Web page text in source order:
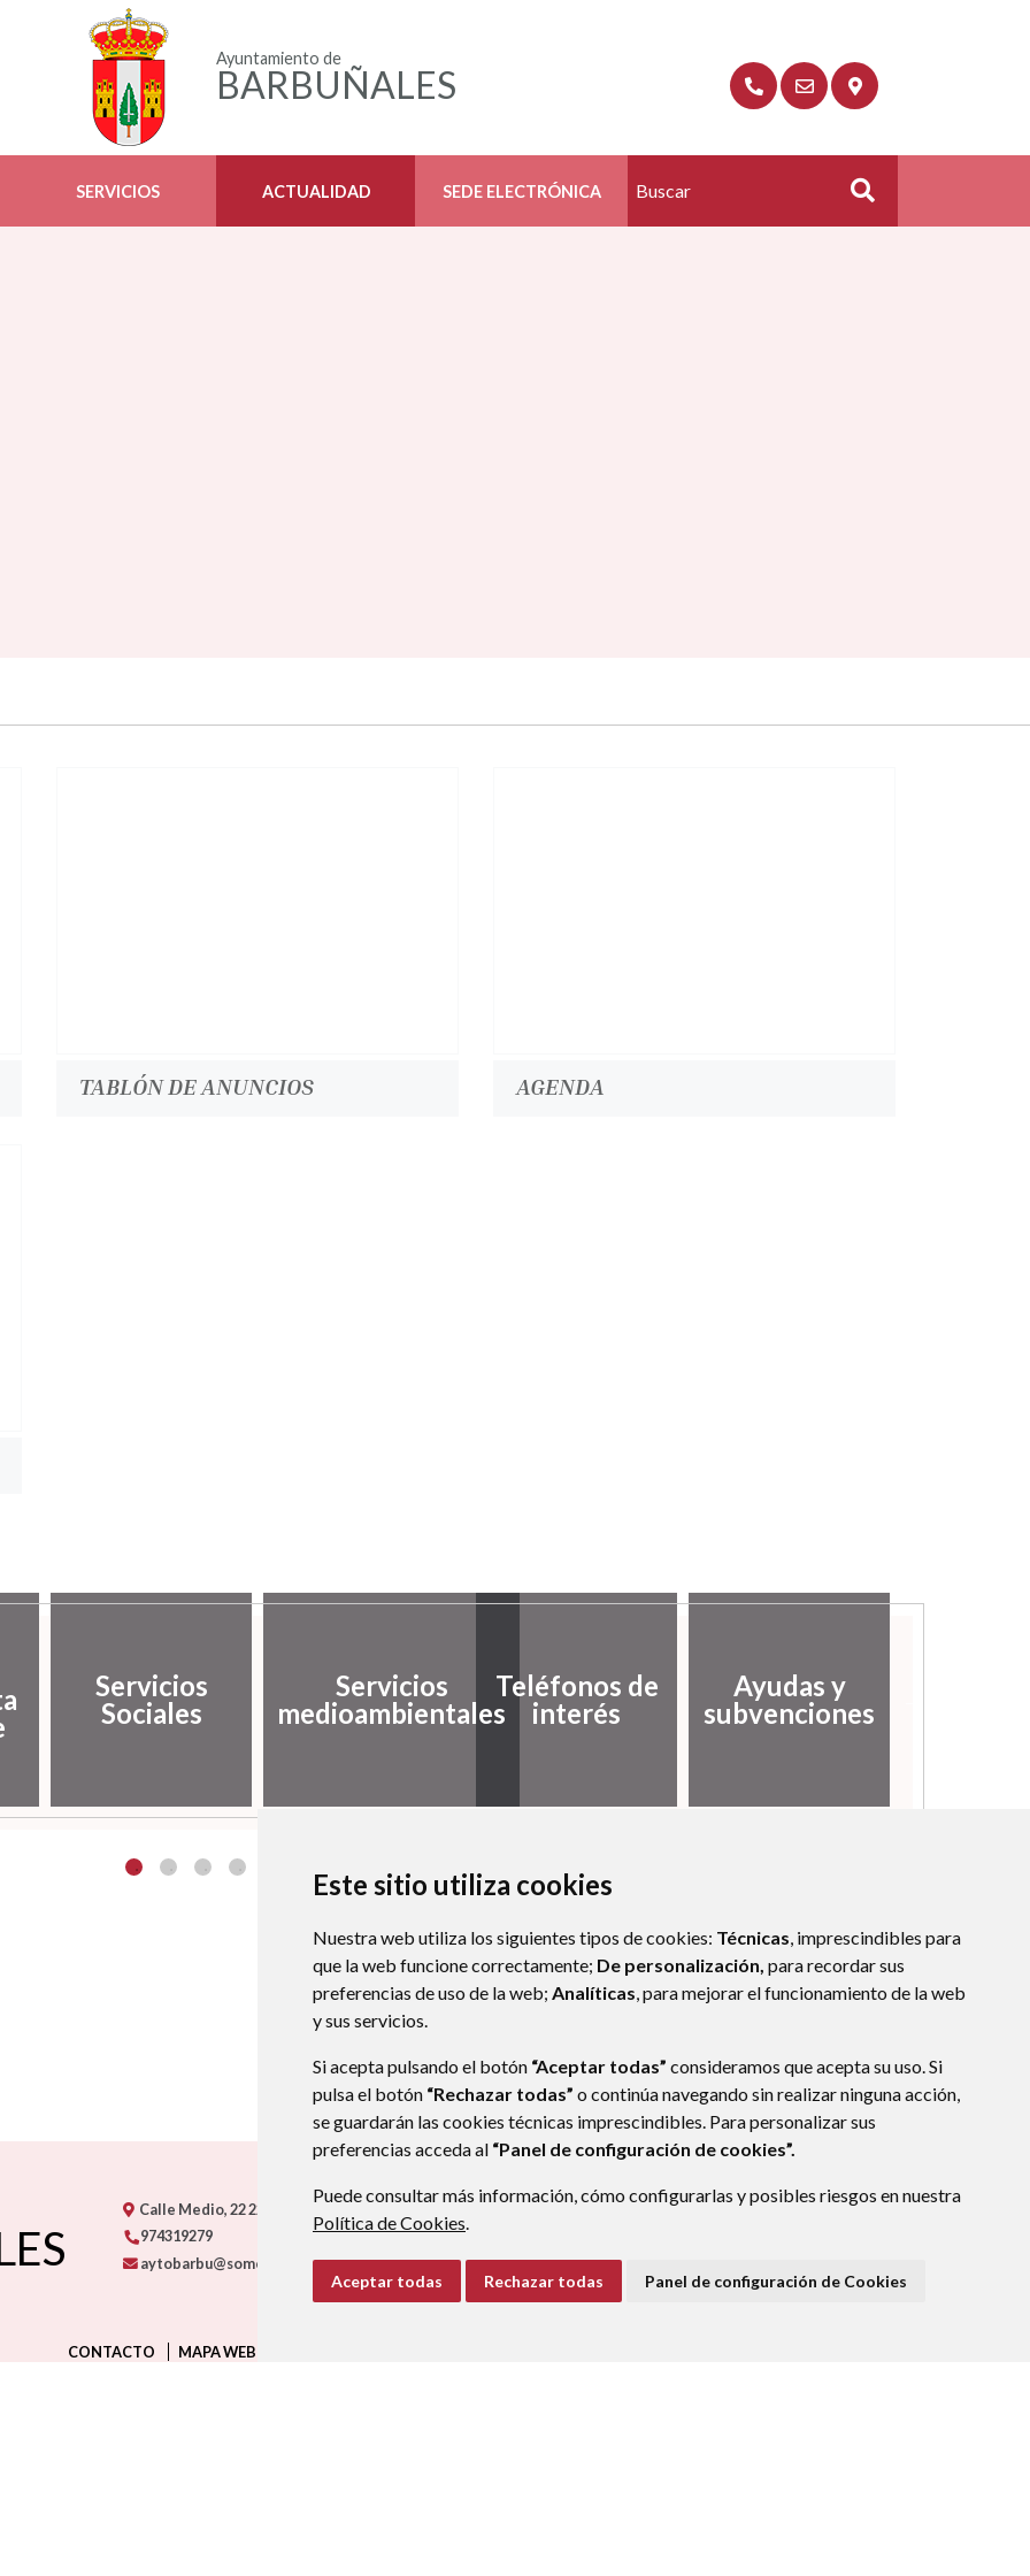
Este sitio utiliza cookies
Nuestra web utiliza los siguientes tipos de cookies: Técnicas, imprescindibles para
que la web funcione correctamente; De personalización, para recordar sus
preferencias de uso de la web; Analíticas, para mejorar el funcionamiento de la web
y sus servicios.
Si acepta pulsando el botón “Aceptar todas” consideramos que acepta su uso. Si
pulsa el botón “Rechazar todas” o continúa navegando sin realizar ninguna acción,
se guardarán las cookies técnicas imprescindibles. Para personalizar sus
preferencias acceda al “Panel de configuración de cookies”.
Puede consultar más información, cómo configurarlas y posibles riesgos en nuestra
Política de Cookies.
Aceptar todas Rechazar todas Panel de configuración de Cookies
Ayuntamiento de
BARBUÑALES
SERVICIOS ACTUALIDAD SEDE ELECTRÓNICA Buscar
TABLÓN DE ANUNCIOS AGENDA
Servicios
Sociales
Servicios
medioambientales
Teléfonos de
interés
Ayudas y
subvenciones
Calle Medio, 2222132
974319279
aytobarbu@somontano.org
CONTACTO MAPA WEB